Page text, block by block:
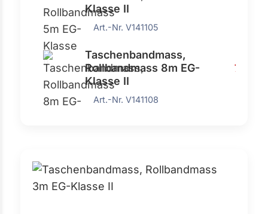
Klasse II
Art.-Nr. V141105
Taschenbandmass,
Rollbandmass 8m EG-
Klasse II
7,63 €
Art.-Nr. V141108